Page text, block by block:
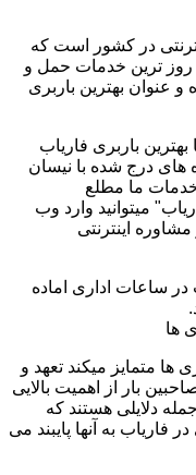
در کشور است که
روز ترین خدمات حمل و
عنوان بهترین باربری
بهترین باربری فاریاب
های درج شده با نیسان
خدمات ما مطلع
میتوانید وارد وب
اینترنتی
ساعات اداری اماده
ها
ها متمایز میکند تعهد و
بار از اهمیت بالایی
دلایلی هستند که
فاریاب به آنها پایبند می